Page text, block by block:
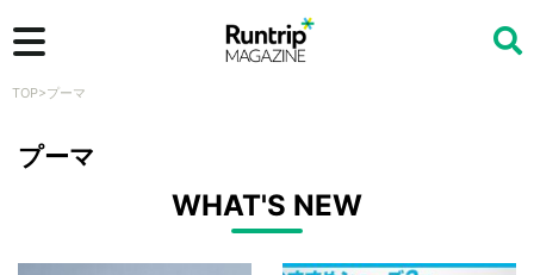
TOP>プーマ
プーマ
WHAT'S NEW